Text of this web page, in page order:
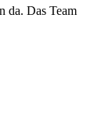
da. Das Team